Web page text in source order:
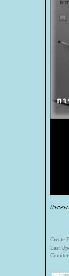
//
Create
Last